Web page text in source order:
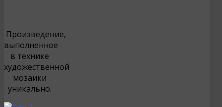
Произведение,
выполненное
в технике
художественной
мозаики
уникально.